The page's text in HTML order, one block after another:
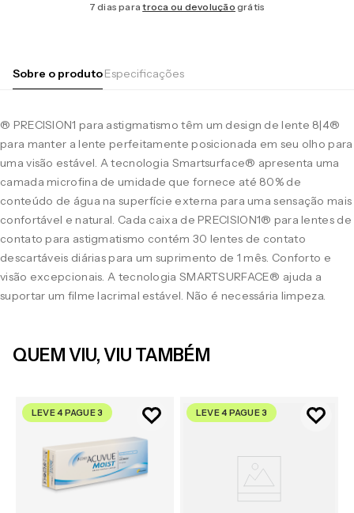
7 dias paratroca ou devolução grátis
Sobre o produtoEspecificações
® PRECISION1 para astigmatismo têm um design de lente 8|4®
para manter a lente perfeitamente posicionada em seu olho para
uma visão estável. A tecnologia Smartsurface® apresenta uma
camada microfina de umidade que fornece até 80% de
conteúdo de água na superfície externa para uma sensação mais
confortável e natural. Cada caixa de PRECISION1® para lentes de
contato para astigmatismo contém 30 lentes de contato
descartáveis diárias para um suprimento de 1 mês. Conforto e
visão excepcionais. A tecnologia SMARTSURFACE® ajuda a
suportar um filme lacrimal estável. Não é necessária limpeza.
QUEM VIU, VIU TAMBÉM
LEVE 4 PAGUE 3 LEVE 4 PAGUE 3